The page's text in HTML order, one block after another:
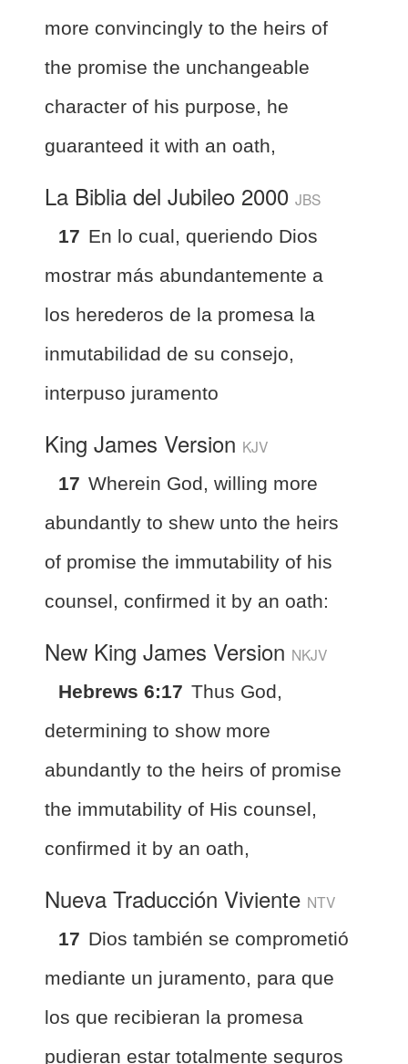
more convincingly to the heirs of
the promise the unchangeable
character of his purpose, he
guaranteed it with an oath,
La Biblia del Jubileo 2000 JBS
17 En lo cual, queriendo Dios
mostrar más abundantemente a
los herederos de la promesa la
inmutabilidad de su consejo,
interpuso juramento
King James Version KJV
17 Wherein God, willing more
abundantly to shew unto the heirs
of promise the immutability of his
counsel, confirmed it by an oath:
New King James Version NKJV
Hebrews 6:17 Thus God,
determining to show more
abundantly to the heirs of promise
the immutability of His counsel,
confirmed it by an oath,
Nueva Traducción Viviente NTV
17 Dios también se comprometió
mediante un juramento, para que
los que recibieran la promesa
pudieran estar totalmente seguros